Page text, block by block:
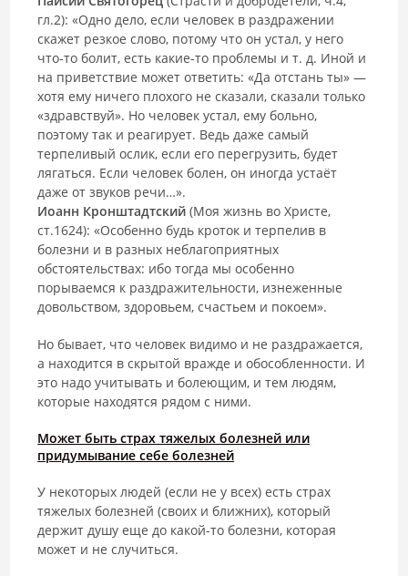
гл.2): «Одно дело, если че­ловек в раздражении
скажет резкое слово, потому что он устал, у него
что-то болит, есть какие-то проблемы и т. д. Иной и
на приветствие может ответить: «Да от­стань ты» —
хотя ему ничего плохого не сказали, ска­зали только
«здравствуй». Но человек устал, ему больно,
поэтому так и реагирует. Ведь даже самый
терпеливый ослик, если его перегрузить, будет
лягаться. Если человек болен, он иногда устаёт
даже от звуков речи…».
Иоанн Кронштадтский (Моя жизнь во Христе,
ст.1624): «Особенно будь кроток и терпелив в
болезни и в разных неблагоприятных
обстоятельствах: ибо тогда мы особенно
порываемся к раздражительности, изнеженные
довольством, здоровьем, счастьем и покоем».
Но бывает, что человек видимо и не раздражается,
а находится в скрытой вражде и обособленности. И
это надо учитывать и болеющим, и тем людям,
которые находятся рядом с ними.
Может быть страх тяжелых болезней или
придумывание себе болезней
У некоторых людей (если не у всех) есть страх
тяжелых болезней (своих и ближних), который
держит душу еще до какой-то болезни, которая
может и не случиться.